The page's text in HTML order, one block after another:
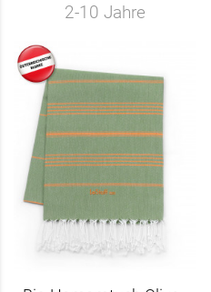
2-10 Jahre